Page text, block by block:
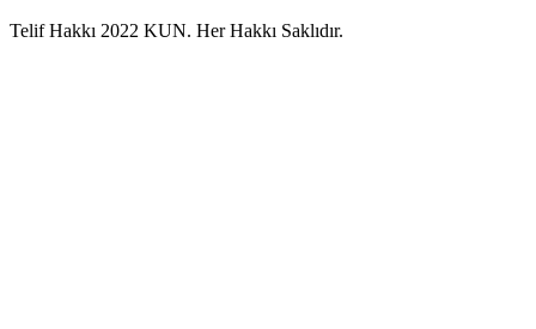
Telif Hakkı 2022 KUN. Her Hakkı Saklıdır.